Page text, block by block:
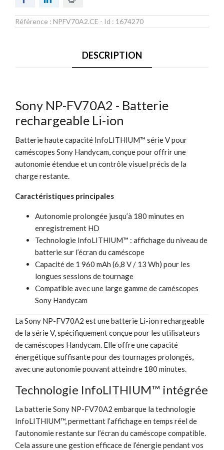
Référence : NPFV70A2.CE - Id : 1674270
DESCRIPTION
Sony NP-FV70A2 - Batterie
rechargeable Li-ion
Batterie haute capacité InfoLITHIUM™ série V pour
caméscopes Sony Handycam, conçue pour offrir une
autonomie étendue et un contrôle visuel précis de la
charge restante.
Caractéristiques principales
Autonomie prolongée jusqu’à 180 minutes en
enregistrement HD
Technologie InfoLITHIUM™ : affichage du niveau de
batterie sur l’écran du caméscope
Capacité de 1 960 mAh (6,8 V / 13 Wh) pour les
longues sessions de tournage
Compatible avec une large gamme de caméscopes
Sony Handycam
La Sony NP-FV70A2 est une batterie Li-ion rechargeable
de la série V, spécifiquement conçue pour les utilisateurs
de caméscopes Handycam. Elle offre une capacité
énergétique suffisante pour des tournages prolongés,
avec une autonomie pouvant atteindre 180 minutes.
Technologie InfoLITHIUM™ intégrée
La batterie Sony NP-FV70A2 embarque la technologie
InfoLITHIUM™, permettant l’affichage en temps réel de
l’autonomie restante sur l’écran du caméscope compatible.
Cela assure une gestion efficace de l’énergie pendant vos